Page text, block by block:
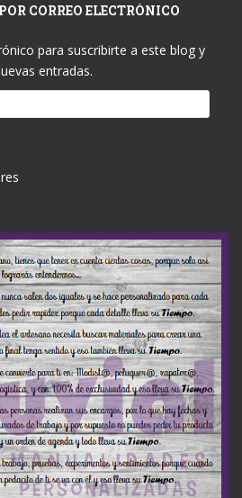
CORREO ELECTRÓNICO
para suscribirte a este blog y
entradas.